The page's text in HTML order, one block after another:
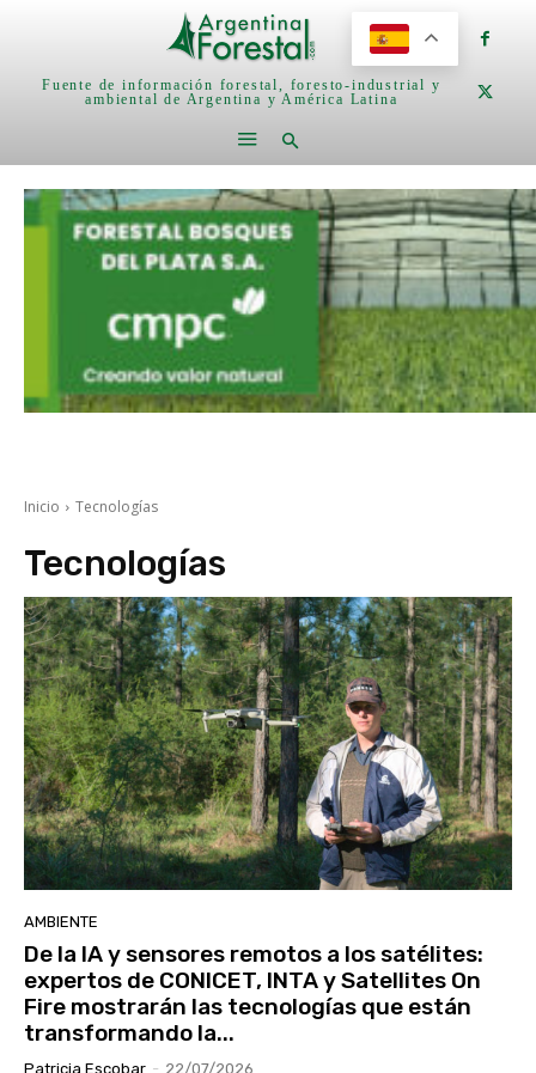
Fuente de información forestal, foresto-industrial y
ambiental de Argentina y América Latina
Inicio Tecnologías
Tecnologías
AMBIENTE
De la IA y sensores remotos a los satélites:
expertos de CONICET, INTA y Satellites On
Fire mostrarán las tecnologías que están
transformando la...
Patricia Escobar - 22/07/2026